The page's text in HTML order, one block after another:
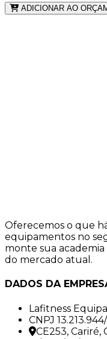
ADICIONAR AO
Oferecemos o que
equipamentos no
monte sua
do mercado atual.
DADOS DA
Lafitness
CNPJ
CE253, Cariré,